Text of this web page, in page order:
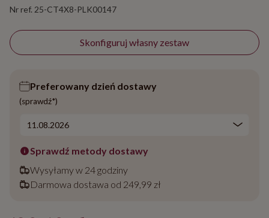
Nr ref. 25-CT4X8-PLK00147
Skonfiguruj własny zestaw
Preferowany dzień dostawy
(sprawdź*)
Sprawdź metody dostawy
Wysyłamy w 24 godziny
Darmowa dostawa od 249,99 zł